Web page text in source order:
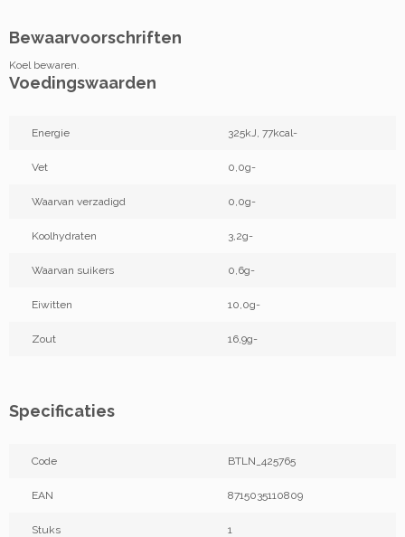
Bewaarvoorschriften
Koel bewaren.
Voedingswaarden
Energie 325kJ, 77kcal-
Vet 0,0g-
Waarvan verzadigd 0,0g-
Koolhydraten 3,2g-
Waarvan suikers 0,6g-
Eiwitten 10,0g-
Zout 16,9g-
Specificaties
Code BTLN_425765
EAN 8715035110809
Stuks 1